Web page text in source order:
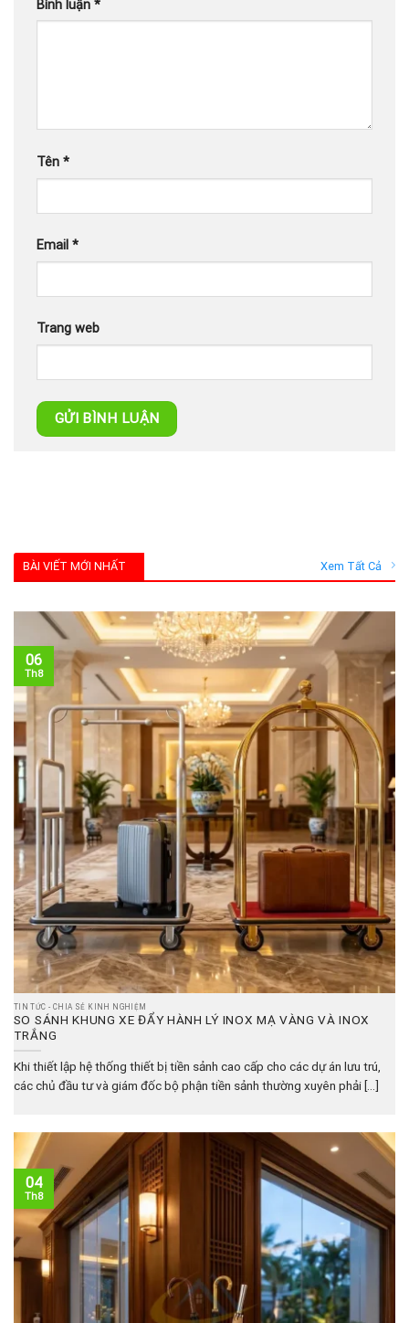
Bình luận *
Tên *
Email *
Trang web
BÀI VIẾT MỚI NHẤT Xem Tất Cả
TIN TỨC - CHIA SẺ KINH NGHIỆM
SO SÁNH KHUNG XE ĐẨY HÀNH LÝ INOX MẠ VÀNG VÀ INOX
TRẮNG
Khi thiết lập hệ thống thiết bị tiền sảnh cao cấp cho các dự án lưu trú,
các chủ đầu tư và giám đốc bộ phận tiền sảnh thường xuyên phải [...]
06
Th8
04
Th8